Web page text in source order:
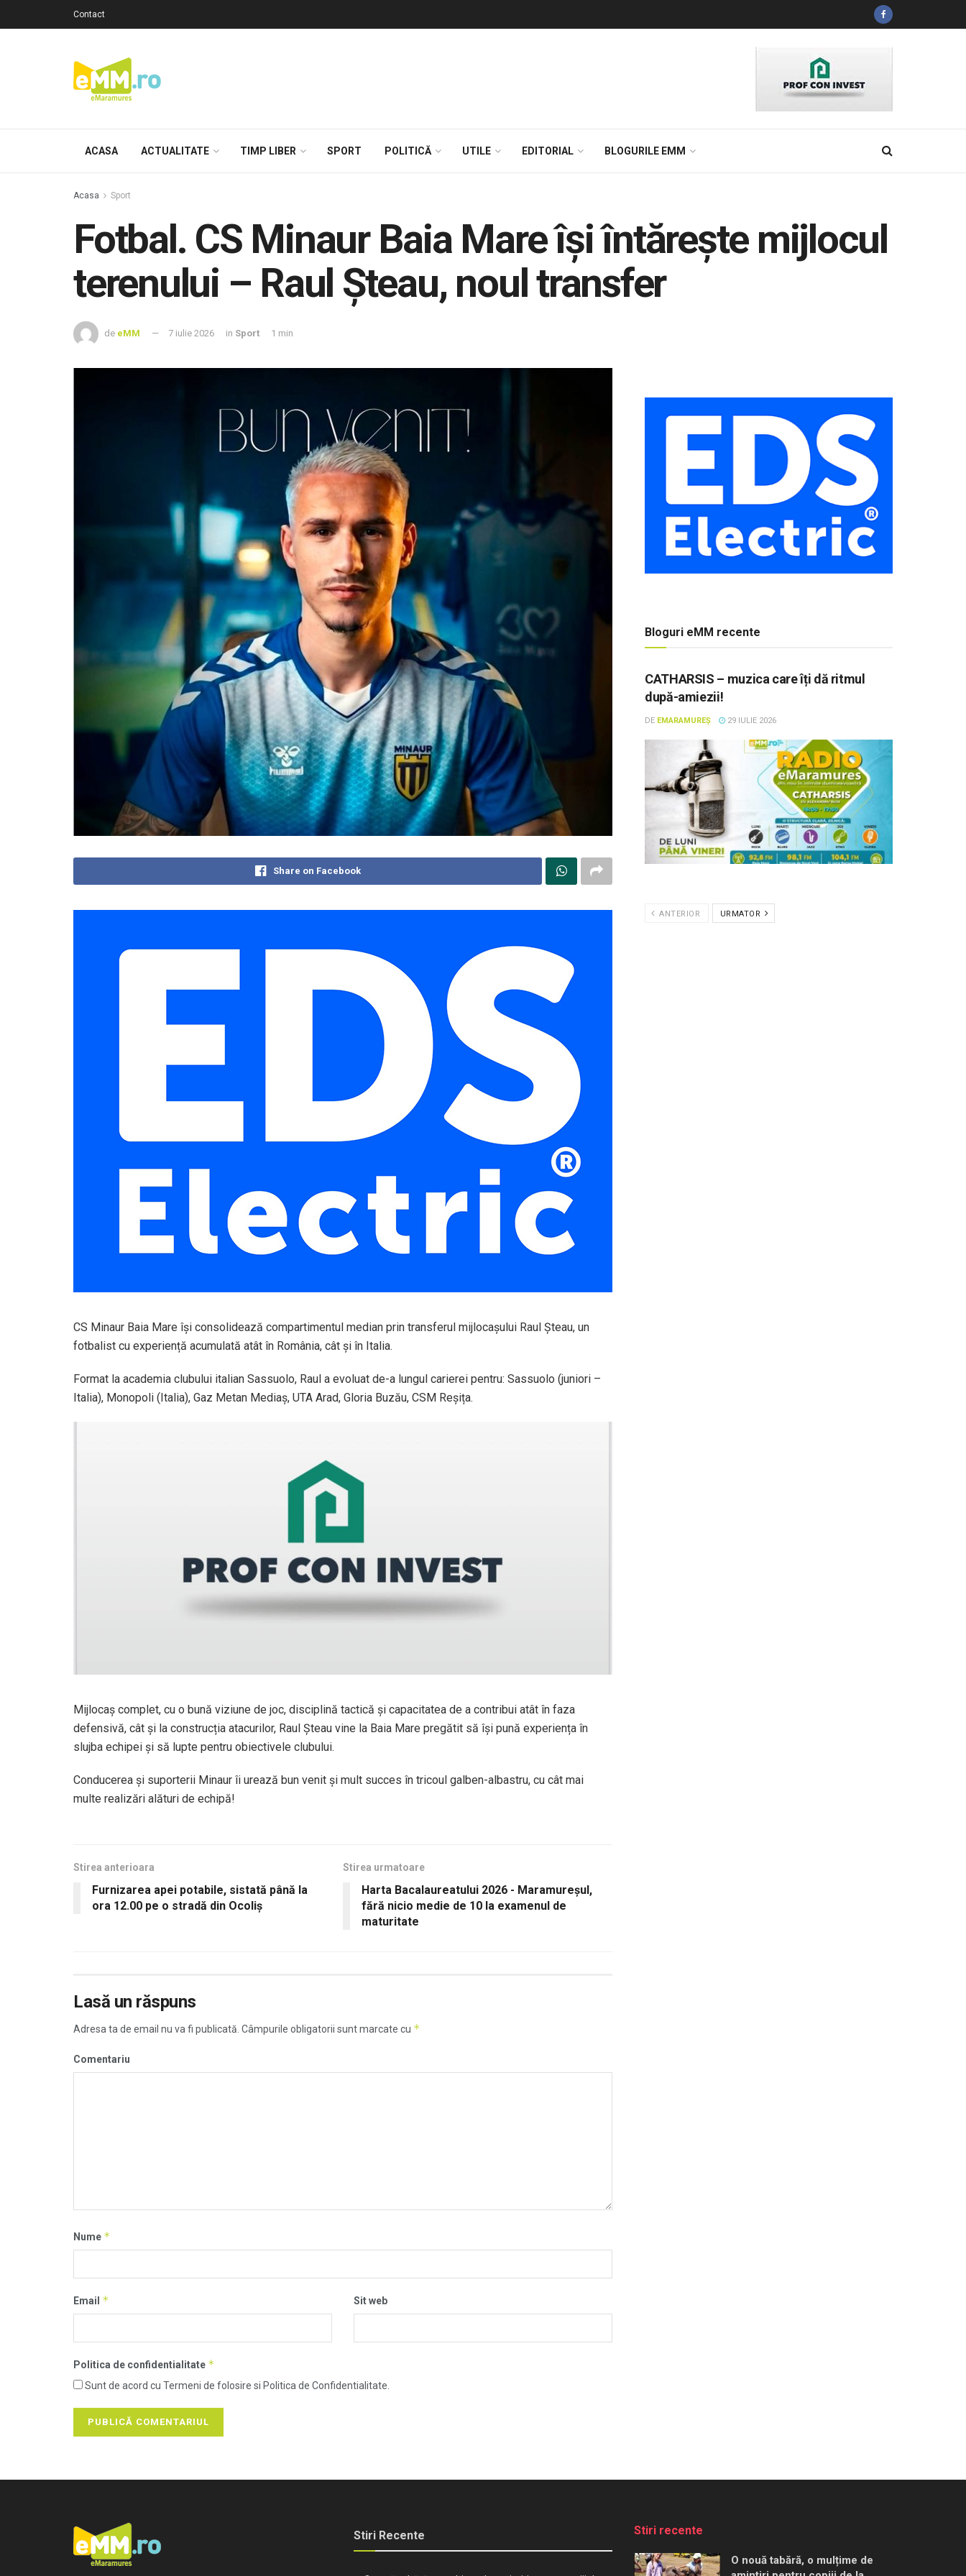
Contact
ACASA ACTUALITATE TIMP LIBER SPORT POLITICĂ UTILE EDITORIAL BLOGURILE EMM
Acasa Sport
Fotbal. CS Minaur Baia Mare își întărește mijlocul
terenului – Raul Șteau, noul transfer
de eMM 7 iulie 2026 in Sport 1 min
Share on Facebook
CS Minaur Baia Mare își consolidează compartimentul median prin transferul mijlocașului Raul Șteau, un
fotbalist cu experiență acumulată atât în România, cât și în Italia.
Format la academia clubului italian Sassuolo, Raul a evoluat de-a lungul carierei pentru: Sassuolo (juniori –
Italia), Monopoli (Italia), Gaz Metan Mediaș, UTA Arad, Gloria Buzău, CSM Reșița.
Mijlocaș complet, cu o bună viziune de joc, disciplină tactică și capacitatea de a contribui atât în faza
defensivă, cât și la construcția atacurilor, Raul Șteau vine la Baia Mare pregătit să își pună experiența în
slujba echipei și să lupte pentru obiectivele clubului.
Conducerea și suporterii Minaur îi urează bun venit și mult succes în tricoul galben-albastru, cu cât mai
multe realizări alături de echipă!
Stirea anterioara
Furnizarea apei potabile, sistată până la
ora 12.00 pe o stradă din Ocoliș
Stirea urmatoare
Harta Bacalaureatului 2026 - Maramureșul,
fără nicio medie de 10 la examenul de
maturitate
Lasă un răspuns
Adresa ta de email nu va fi publicată. Câmpurile obligatorii sunt marcate cu *
Comentariu
Nume *
Email * Sit web
Politica de confidentialitate *
Sunt de acord cu Termeni de folosire si Politica de Confidentialitate.
Bloguri eMM recente
CATHARSIS – muzica care îți dă ritmul
după-amiezii!
DE EMARAMUREȘ 29 IULIE 2026
ANTERIOR URMATOR
Stiri Recente Stiri recente
O nouă tabără, o mulțime de